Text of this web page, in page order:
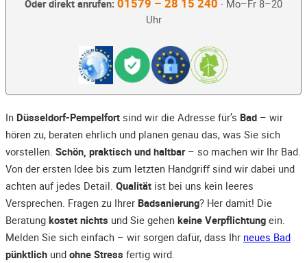
Oder direkt anrufen: 01579 – 28 15 240 · Mo–Fr 8–20
Uhr
In Düsseldorf-Pempelfort sind wir die Adresse für’s Bad – wir
hören zu, beraten ehrlich und planen genau das, was Sie sich
vorstellen. Schön, praktisch und haltbar– so machen wir Ihr Bad.
Von der ersten Idee bis zum letzten Handgriff sind wir dabei und
achten auf jedes Detail. Qualität ist bei uns kein leeres
Versprechen. Fragen zu Ihrer Badsanierung? Her damit! Die
Beratung kostet nichts und Sie gehen keine Verpflichtung ein.
Melden Sie sich einfach – wir sorgen dafür, dass Ihr neues Bad
pünktlich und ohne Stress fertig wird.